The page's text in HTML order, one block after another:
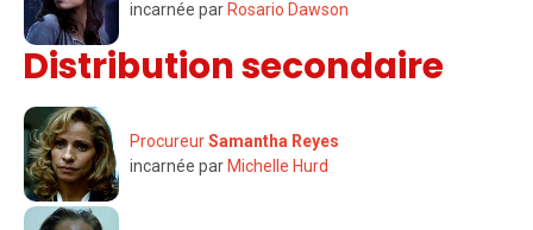
incarnée par Rosario Dawson
Distribution secondaire
ProcureurSamantha Reyes
incarnée par Michelle Hurd